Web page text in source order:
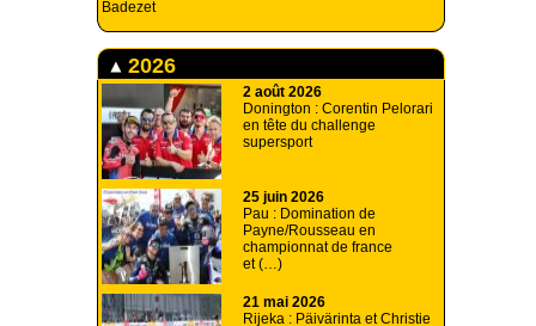
Badezet
2026
2 août 2026
Donington : Corentin Pelorari
en tête du challenge
supersport
25 juin 2026
Pau : Domination de
Payne/Rousseau en
championnat de france
et (…)
21 mai 2026
Rijeka : Päivärinta et Christie